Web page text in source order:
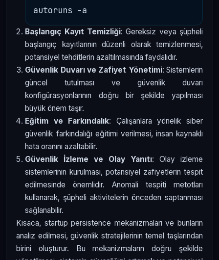
Başlangıç Kayıt Temizliği: Gereksiz veya şüpheli
başlangıç kayıtlarının düzenli olarak temizlenmesi,
potansiyel tehditlerin azaltılmasında faydalıdır.
Güvenlik Duvarı ve Zafiyet Yönetimi: Sistemlerin
güncel tutulması ve güvenlik duvarı
konfigürasyonlarının doğru bir şekilde yapılması
büyük önem taşır.
Eğitim ve Farkındalık: Çalışanlara yönelik siber
güvenlik farkındalığı eğitimi verilmesi, insan kaynaklı
hata oranını azaltabilir.
Güvenlik İzleme ve Olay Yanıtı: Olay izleme
sistemlerinin kurulması, potansiyel zafiyetlerin tespit
edilmesinde önemlidir. Anomali tespiti metotları
kullanarak, şüpheli aktivitelerin önceden saptanması
sağlanabilir.
Kısaca, startup persistence mekanizmaları ve bunların
analiz edilmesi, güvenlik stratejilerinin temel taşlarından
birini oluşturur. Bu mekanizmaların doğru şekilde